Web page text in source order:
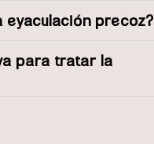
eyaculación precoz?
para tratar la